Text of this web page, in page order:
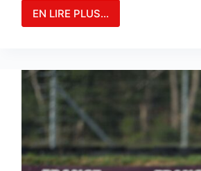
EN LIRE PLUS...
Le
RACING
PROLONGE
MARTIN
RENAUDIN
COMME
PILOTE
DE
RÉSERVE